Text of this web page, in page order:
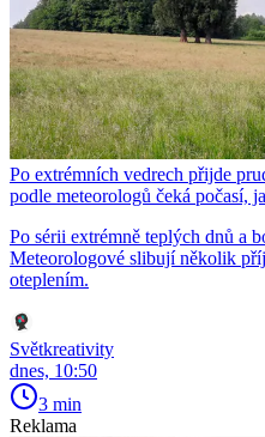
Po extrémních vedrech přijde
podle meteorologů čeká počasí,
Po sérii extrémně teplých dnů a
Meteorologové slibují několik
oteplením.
Světkreativity
dnes, 10:50
3 min
Reklama